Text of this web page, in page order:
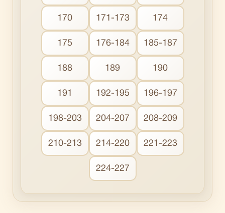
170 171-173 174
175 176-184 185-187
188 189 190
191 192-195 196-197
198-203 204-207 208-209
210-213 214-220 221-223
224-227